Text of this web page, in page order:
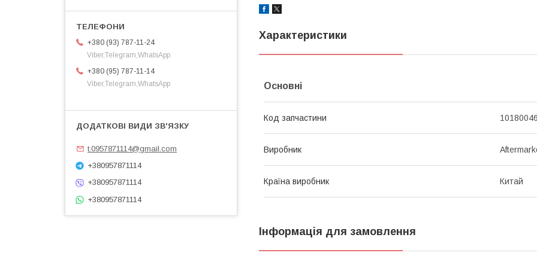
Характеристики
Основні
Код запчастини
Виробник
Країна виробник Китай
Інформація для замовлення
+380 (93) 787-11-24
Viber,Telegram,WhatsApp
+380 (95) 787-11-14
Viber,Telegram,WhatsApp
t.0957871114@gmail.com
+380957871114
+380957871114
+380957871114